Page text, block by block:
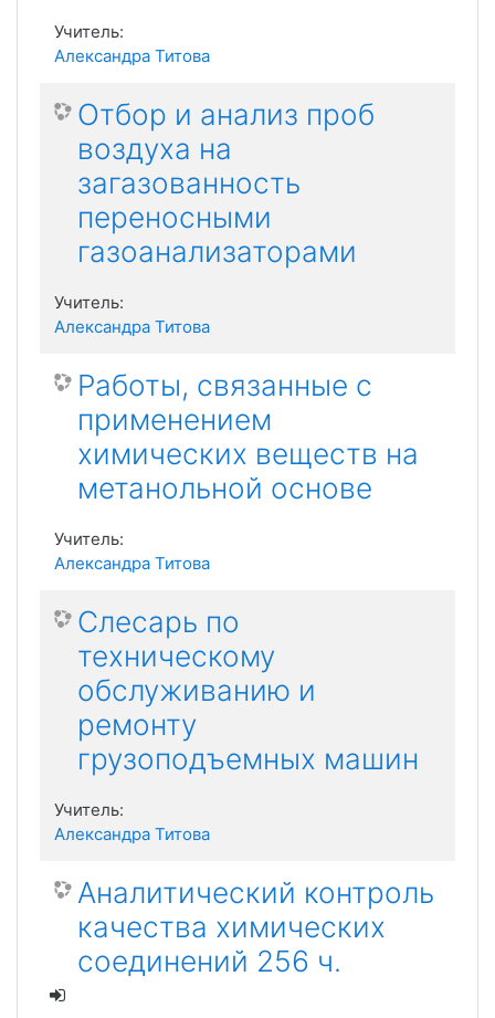
Учитель:
Александра Титова
Отбор и анализ проб
воздуха на
загазованность
переносными
газоанализаторами
Учитель:
Александра Титова
Работы, связанные с
применением
химических веществ на
метанольной основе
Учитель:
Александра Титова
Слесарь по
техническому
обслуживанию и
ремонту
грузоподъемных машин
Учитель:
Александра Титова
Аналитический контроль
качества химических
соединений 256 ч.